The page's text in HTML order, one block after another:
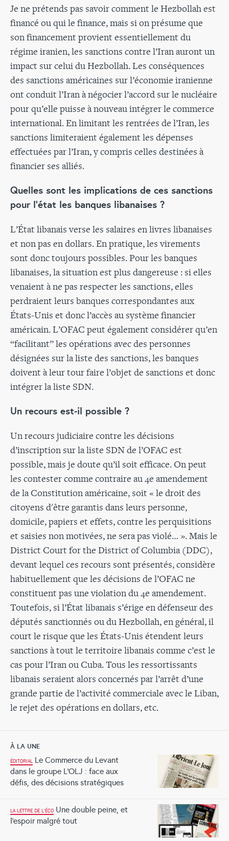
Je ne prétends pas savoir comment le Hezbollah est
financé ou qui le finance, mais si on présume que
son financement provient essentiellement du
régime iranien, les sanctions contre l’Iran auront un
impact sur celui du Hezbollah. Les conséquences
des sanctions américaines sur l’économie iranienne
ont conduit l’Iran à négocier l’accord sur le nucléaire
pour qu’elle puisse à nouveau intégrer le commerce
international. En limitant les rentrées de l’Iran, les
sanctions limiteraient également les dépenses
effectuées par l’Iran, y compris celles destinées à
financier ses alliés.
Quelles sont les implications de ces sanctions
pour l'état les banques libanaises ?
L’État libanais verse les salaires en livres libanaises
et non pas en dollars. En pratique, les virements
sont donc toujours possibles. Pour les banques
libanaises, la situation est plus dangereuse : si elles
venaient à ne pas respecter les sanctions, elles
perdraient leurs banques correspondantes aux
États-Unis et donc l’accès au système financier
américain. L’OFAC peut également considérer qu’en
“facilitant” les opérations avec des personnes
désignées sur la liste des sanctions, les banques
doivent à leur tour faire l’objet de sanctions et donc
intégrer la liste SDN.
Un recours est-il possible ?
Un recours judiciaire contre les décisions
d’inscription sur la liste SDN de l’OFAC est
possible, mais je doute qu’il soit efficace. On peut
les contester comme contraire au 4e amendement
de la Constitution américaine, soit « le droit des
citoyens d'être garantis dans leurs personne,
domicile, papiers et effets, contre les perquisitions
et saisies non motivées, ne sera pas violé… ». Mais le
District Court for the District of Columbia (DDC),
devant lequel ces recours sont présentés, considère
habituellement que les décisions de l’OFAC ne
constituent pas une violation du 4e amendement.
Toutefois, si l’État libanais s’érige en défenseur des
députés sanctionnés ou du Hezbollah, en général, il
court le risque que les États-Unis étendent leurs
sanctions à tout le territoire libanais comme c’est le
cas pour l’Iran ou Cuba. Tous les ressortissants
libanais seraient alors concernés par l’arrêt d’une
grande partie de l’activité commerciale avec le Liban,
le rejet des opérations en dollars, etc.
À LA UNE
ÉDITORIAL Le Commerce du Levant
dans le groupe L’OLJ : face aux
défis, des décisions stratégiques
LA LETTRE DE L'ÉCO Une double peine, et
l’espoir malgré tout